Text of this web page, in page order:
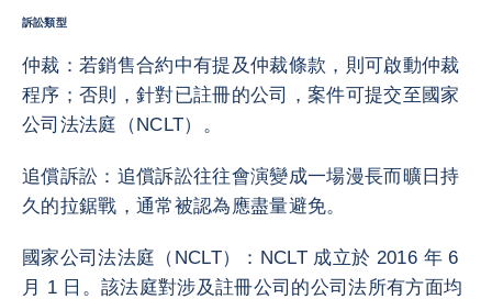
訴訟類型
仲裁：若銷售合約中有提及仲裁條款，則可啟動仲裁
程序；否則，針對已註冊的公司，案件可提交至國家
公司法法庭（NCLT）。
追償訴訟：追償訴訟往往會演變成一場漫長而曠日持
久的拉鋸戰，通常被認為應盡量避免。
國家公司法法庭（NCLT）：NCLT 成立於 2016 年 6
月 1 日。該法庭對涉及註冊公司的公司法所有方面均